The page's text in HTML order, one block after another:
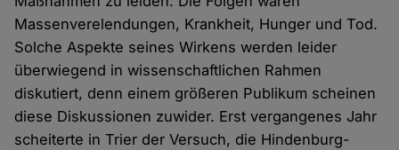
Massenverelendungen, Krankheit, Hunger und Tod.
Solche Aspekte seines Wirkens werden leider
überwiegend in wissenschaftlichen Rahmen
diskutiert, denn einem größeren Publikum scheinen
diese Diskussionen zuwider. Erst vergangenes Jahr
scheiterte in Trier der Versuch, die Hindenburg-